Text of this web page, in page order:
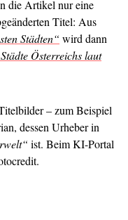
die Artikel nur eine
Titel: Aus
Städten“ wird dann
Österreichs laut
– zum Beispiel
dessen Urheber in
ist. Beim KI-Portal